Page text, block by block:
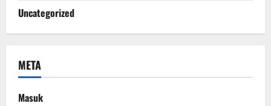
Uncategorized
META
Masuk